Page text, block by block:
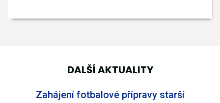
DALŠÍ AKTUALITY
Zahájení fotbalové přípravy starší